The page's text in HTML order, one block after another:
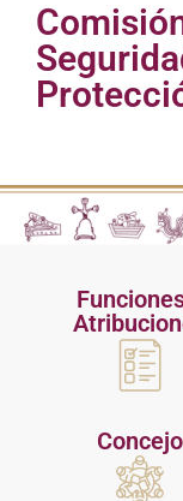
Concejo